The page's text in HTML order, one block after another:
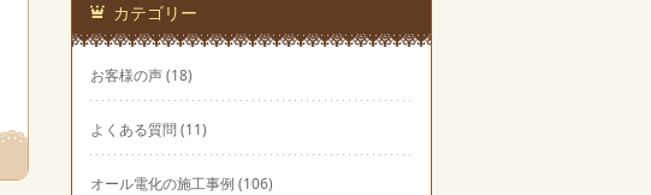
カテゴリー
お客様の声(18)
よくある質問(11)
オール電化の施工事例 (106)